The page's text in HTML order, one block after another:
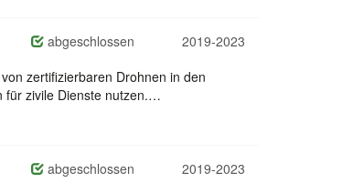
abgeschlossen
2019-2023
zertifizierbaren Drohnen in den
für zivile Dienste nutzen.…
abgeschlossen
2019-2023